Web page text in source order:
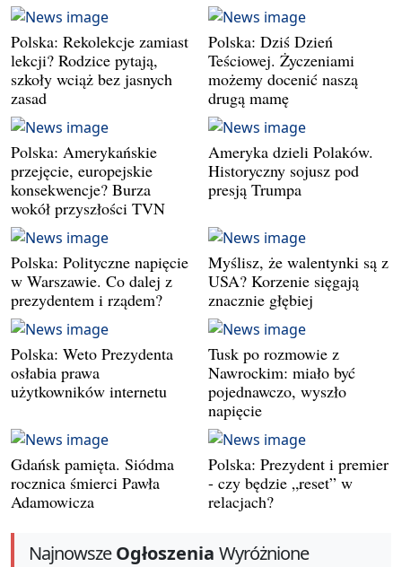
Polska: Rekolekcje zamiast
lekcji? Rodzice pytają,
szkoły wciąż bez jasnych
zasad
Polska: Dziś Dzień
Teściowej. Życzeniami
możemy docenić naszą
drugą mamę
Polska: Amerykańskie
przejęcie, europejskie
konsekwencje? Burza
wokół przyszłości TVN
Ameryka dzieli Polaków.
Historyczny sojusz pod
presją Trumpa
Polska: Polityczne napięcie
w Warszawie. Co dalej z
prezydentem i rządem?
Myślisz, że walentynki są z
USA? Korzenie sięgają
znacznie głębiej
Polska: Weto Prezydenta
osłabia prawa
użytkowników internetu
Tusk po rozmowie z
Nawrockim: miało być
pojednawczo, wyszło
napięcie
Gdańsk pamięta. Siódma
rocznica śmierci Pawła
Adamowicza
Polska: Prezydent i premier
- czy będzie „reset” w
relacjach?
NajnowszeOgłoszenia Wyróżnione